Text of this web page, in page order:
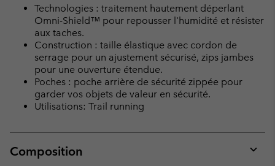
Technologies : traitement hautement déperlant
Omni-Shield™ pour repousser l'humidité et résister
aux taches.
Construction : taille élastique avec cordon de
serrage pour un ajustement sécurisé, zips jambes
pour une ouverture étendue.
Poches : poche arrière de sécurité zippée pour
garder vos objets de valeur en sécurité.
Utilisations: Trail running
Composition